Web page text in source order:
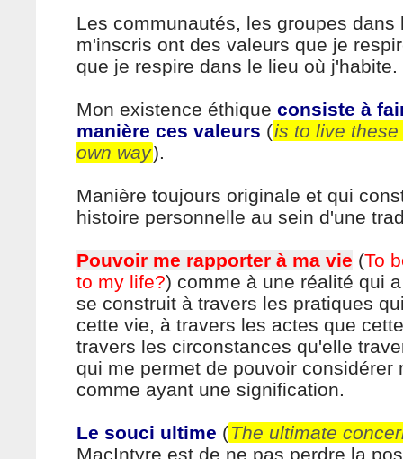
Les communautés, les groupes dans
m'inscris ont des valeurs que je
que je respire dans le lieu où j'habite.
Mon existence éthique consiste à
manière ces valeurs (is to live
own way).
Manière toujours originale et qui
histoire personnelle au sein d'une
Pouvoir me rapporter à ma vie (To
to my life?) comme à une réalité qui
se construit à travers les pratiques
cette vie, à travers les actes que
travers les circonstances qu'elle
qui me permet de pouvoir considérer
comme ayant une signification.
Le souci ultime (The ultimate
MacIntyre est de ne pas perdre la